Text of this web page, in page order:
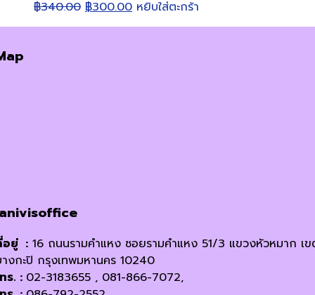
฿340.00 Original
price
฿300.00Current
price
หยิบใส่ตะกร้า
อยู่ : 16 ถนนรามคำแหง ซอยรามคำแหง 51/3 แขวงหัวหมาก เ
งกะปิ กรุงเทพมหานคร 10240
ร. : 02-3183655 , 081-866-7072,